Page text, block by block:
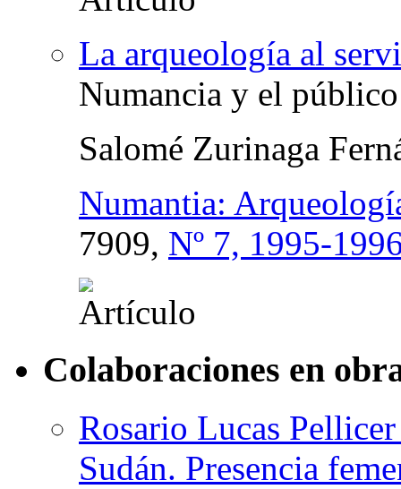
La arqueología al
Numancia y el público
Salomé Zurinaga
Numantia:
7909, Nº 7, 1995-
Colaboraciones en
Rosario Lucas
Sudán. Presencia